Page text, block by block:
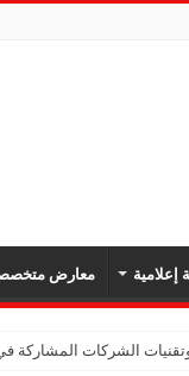
إعلامية معارض
الشركات المشاركة في